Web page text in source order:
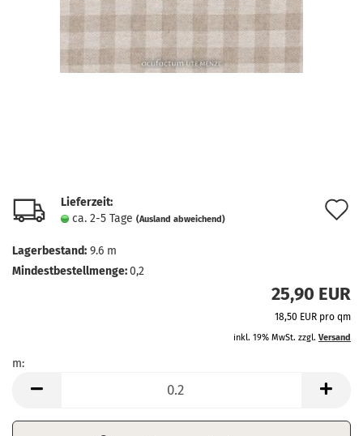
Lieferzeit:
ca. 2-5 Tage (Ausland abweichend)
Lagerbestand: 9.6 m
Mindestbestellmenge:0,2
25,90 EUR
18,50 EUR pro qm
inkl. 19% MwSt. zzgl. Versand
m: